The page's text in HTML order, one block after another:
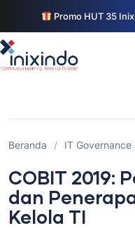
Promo HUT 35
Beranda / IT
COBIT 2019:
dan
Kelola TI